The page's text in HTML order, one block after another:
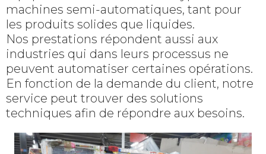
machines semi-automatiques, tant pour
les produits solides que liquides.
Nos prestations répondent aussi aux
industries qui dans leurs processus ne
peuvent automatiser certaines opérations.
En fonction de la demande du client, notre
service peut trouver des solutions
techniques afin de répondre aux besoins.